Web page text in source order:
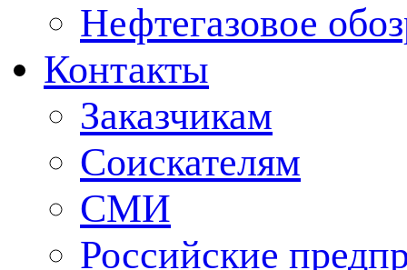
Нефтегазовое
Контакты
Заказчикам
Соискателям
СМИ
Российские